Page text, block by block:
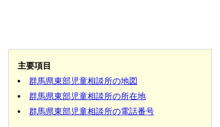
主要項目
群馬県東部児童相談所の地図
群馬県東部児童相談所の所在地
群馬県東部児童相談所の電話番号